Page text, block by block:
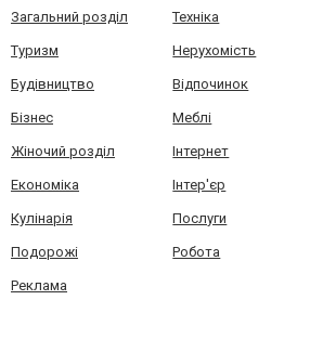
Загальний розділ Техніка
Туризм Нерухомість
Будівництво Відпочинок
Бізнес Меблі
Жіночий розділ Інтернет
Економіка Інтер'єр
Кулінарія Послуги
Подорожі Робота
Реклама